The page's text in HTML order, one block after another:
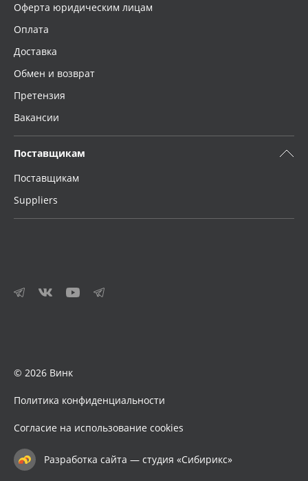
Оферта юридическим лицам
Оплата
Доставка
Обмен и возврат
Претензия
Вакансии
Поставщикам
Поставщикам
Suppliers
© 2026 Винк
Политика конфиденциальности
Согласие на использование cookies
Разработка сайта — студия «Сибирикс»